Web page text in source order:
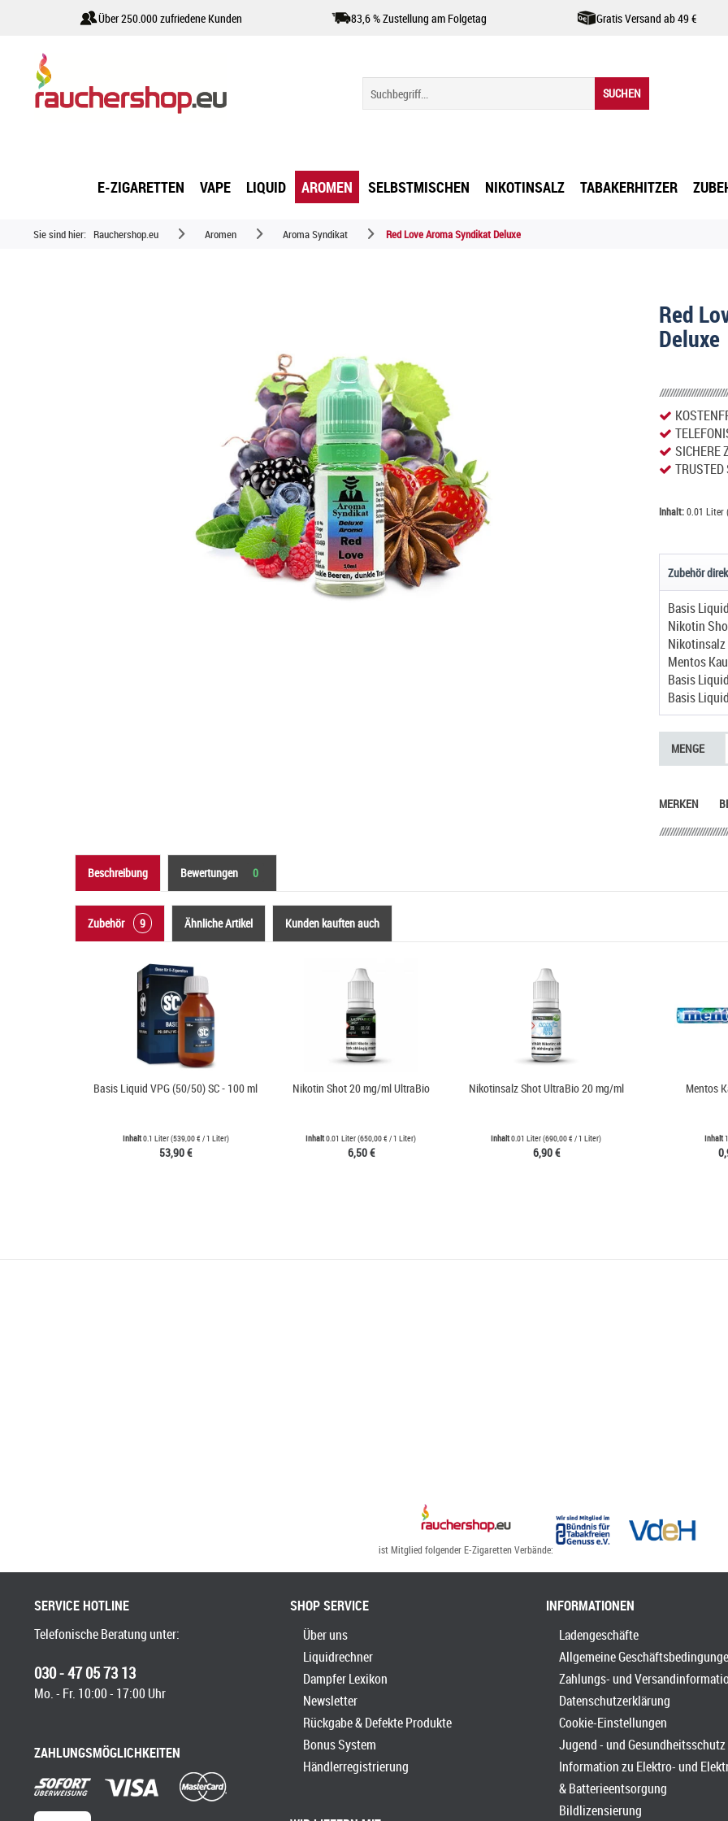
Über 250.000 zufriedene Kunden 83,6 % Zustellung am Folgetag Gratis Versand ab 49 €
SUCHEN
E-ZIGARETTEN VAPE LIQUID AROMEN SELBSTMISCHEN NIKOTINSALZ TABAKERHITZER
Sie sind hier: Rauchershop.eu Aromen Aroma Syndikat Red Love Aroma Syndikat Deluxe
Red
Deluxe
SICHERE
TRUSTED
Inhalt:0.01 Liter
Zubehör
Basis
Nikotin
Mentos
Basis
Basis
MENGE
MERKEN
Beschreibung Bewertungen 0
Zubehör 9 Ähnliche Artikel Kunden kauften auch
Basis Liquid VPG (50/50) SC - 100 ml
Inhalt0.1 Liter(539,00 € / 1 Liter)
53,90 €
Nikotin Shot 20 mg/ml UltraBio
Inhalt0.01 Liter(650,00 € / 1 Liter)
6,50 €
Nikotinsalz Shot UltraBio 20 mg/ml
Inhalt0.01 Liter(690,00 € / 1 Liter)
6,90 €
Mentos
Inhalt
ist Mitglied folgender E-Zigaretten Verbände:
SERVICE HOTLINE
Telefonische Beratung unter:
030 - 47 05 73 13
Mo. - Fr. 10:00 - 17:00 Uhr
ZAHLUNGSMÖGLICHKEITEN
SHOP SERVICE
Über uns
Liquidrechner
Dampfer Lexikon
Newsletter
Rückgabe & Defekte Produkte
Bonus System
Händlerregistrierung
INFORMATIONEN
Ladengeschäfte
Allgemeine
Zahlungs- und
Datenschutzerklärung
Cookie-Einstellungen
Jugend - und
Information zu Elektro- und
& Batterieentsorgung
Bildlizensierung